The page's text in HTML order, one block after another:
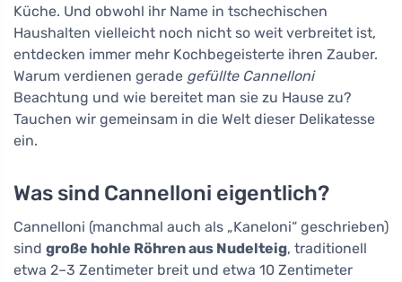
Küche. Und obwohl ihr Name in tschechischen
Haushalten vielleicht noch nicht so weit verbreitet ist,
entdecken immer mehr Kochbegeisterte ihren Zauber.
Warum verdienen gerade gefüllte Cannelloni
Beachtung und wie bereitet man sie zu Hause zu?
Tauchen wir gemeinsam in die Welt dieser Delikatesse
ein.
Was sind Cannelloni eigentlich?
Cannelloni (manchmal auch als „Kaneloni“ geschrieben)
sind große hohle Röhren aus Nudelteig, traditionell
etwa 2–3 Zentimeter breit und etwa 10 Zentimeter